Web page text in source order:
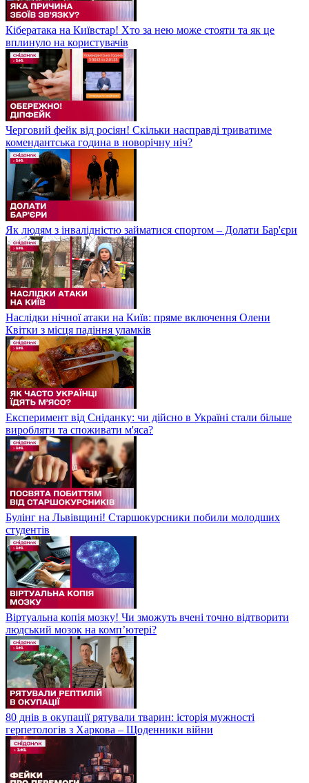
Кібератака на Київстар! Хто за нею може стояти та як це
вплинуло на користувачів
Черговий фейк від росіян! Скільки насправді триватиме
комендантська година в новорічну ніч?
Як людям з інвалідністю займатися спортом – Долати Бар'єри
Наслідки нічної атаки на Київ: пряме включення Олени
Квітки з місця падіння уламків
Експеримент від Сніданку: чи дійсно в Україні стали більше
виробляти та споживати м'яса?
Булінг на Львівщині! Старшокурсники побили молодших
студентів
Віртуальна копія мозку! Чи зможуть вчені точно відтворити
людський мозок на компʼютері?
80 днів в окупації рятували тварин: історія мужності
герпетологів з Харкова – Щоденники війни